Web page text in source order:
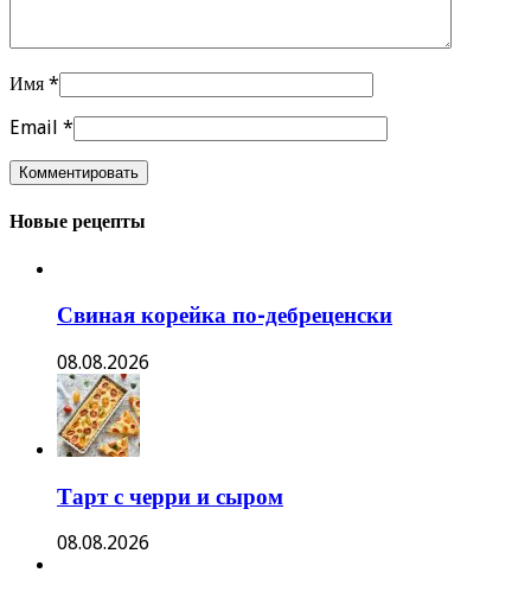
Имя *
Email *
Новые рецепты
Свиная корейка по-дебреценски
08.08.2026
Тарт с черри и сыром
08.08.2026